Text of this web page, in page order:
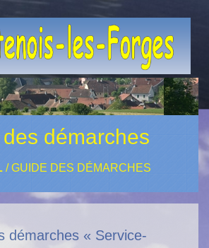
démarches
/GUIDE DES DÉMARCHES
démarches « Service-